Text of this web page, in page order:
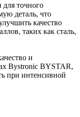
для точного
деталь, что
качество
таких как сталь,
и
Bystronic BYSTAR,
при интенсивной